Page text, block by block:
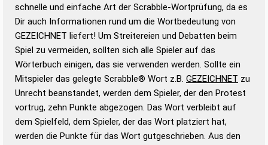
Wortanalyse-Algorithmus gute Anhaltspunkte zu
Wortbedeutung, Worttrennung und Wortform, um die
Gültigkeit eines Wortes für das Scrabble-Spiel zu
bestimmen! zugelassene Turnier Scrabble-
Wörterbücher sind:
Duden – Standardwerk in 12 Bänden
Duden – Richtiges und gutes
Deutsch
schnelle und einfache Art der Scrabble-Wortprüfung, da es
Dir auch Informationen rund um die Wortbedeutung von
GEZEICHNET liefert! Um Streitereien und Debatten beim
Spiel zu vermeiden, sollten sich alle Spieler auf das
Wörterbuch einigen, das sie verwenden werden. Sollte ein
Mitspieler das gelegte Scrabble® Wort z.B. GEZEICHNET zu
Unrecht beanstandet, werden dem Spieler, der den Protest
vortrug, zehn Punkte abgezogen. Das Wort verbleibt auf
dem Spielfeld, dem Spieler, der das Wort platziert hat,
werden die Punkte für das Wort gutgeschrieben. Aus den